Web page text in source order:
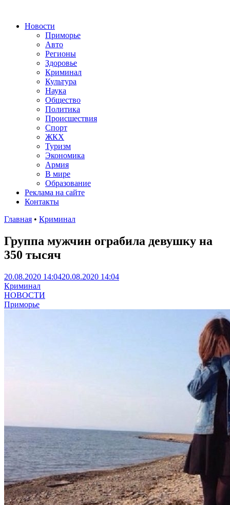
Новости
Приморье
Авто
Регионы
Здоровье
Криминал
Культура
Наука
Общество
Политика
Происшествия
Спорт
ЖКХ
Туризм
Экономика
Армия
В мире
Образование
Реклама на сайте
Контакты
Главная • Криминал
Группа мужчин ограбила девушку на
350 тысяч
20.08.2020 14:0420.08.2020 14:04
Криминал
НОВОСТИ
Приморье